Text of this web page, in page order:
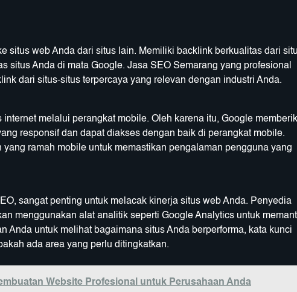
situs web Anda dari situs lain. Memiliki backlink berkualitas dari
situs Anda di mata Google. Jasa SEO Semarang yang profesional
dari situs-situs terpercaya yang relevan dengan industri Anda.
melalui perangkat mobile. Oleh karena itu, Google
responsif dan dapat diakses dengan baik di perangkat mobile.
ramah mobile untuk memastikan pengalaman pengguna yang
sangat penting untuk melacak kinerja situs web Anda. Penyedia
menggunakan alat analitik seperti Google Analytics untuk
Anda untuk melihat bagaimana situs Anda berperforma, kata kunci
ada area yang perlu ditingkatkan.
Website Profesional untuk Perusahaan Anda